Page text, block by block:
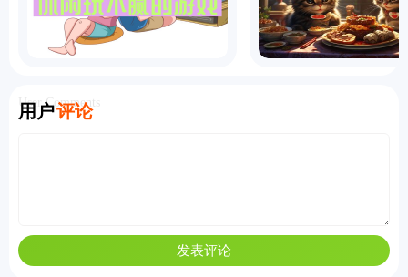
用户评论
User Comments